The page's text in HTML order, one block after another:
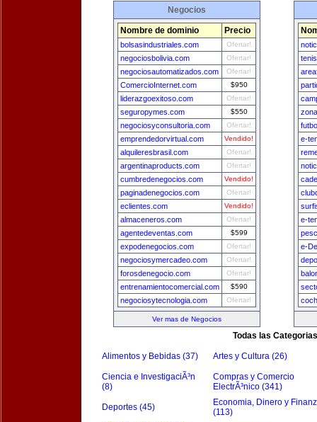
Negocios
Nombre de dominio Precio
bolsasindustriales.com Ofertar!
negociosbolivia.com Ofertar!
negociosautomatizados.com Ofertar!
ComercioInternet.com $950
liderazgoexitoso.com Ofertar!
seguropymes.com $550
negociosyconsultoria.com Ofertar!
emprendedorvirtual.com Vendido!
alquileresbrasil.com Ofertar!
argentinaproducts.com Ofertar!
cumbredenegocios.com Vendido!
paginadenegocios.com Ofertar!
eclientes.com Vendido!
almaceneros.com Ofertar!
agentedeventas.com $599
expodenegocios.com Ofertar!
negociosymercadeo.com Ofertar!
forosdenegocio.com Ofertar!
entrenamientocomercial.com $590
negociosytecnologia.com Ofertar!
Ver mas de Negocios
e-
e-
e-
Todas las Categorias
Alimentos y Bebidas (37) Artes y Cultura (26)
Ciencia e InvestigaciÃ³n
(8)
Compras y Comercio
ElectrÃ³nico (341)
Deportes (45)
Economia, Dinero y
(113)